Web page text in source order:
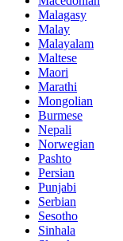
Malagasy
Malay
Malayalam
Maltese
Maori
Marathi
Mongolian
Burmese
Nepali
Norwegian
Pashto
Persian
Punjabi
Serbian
Sesotho
Sinhala